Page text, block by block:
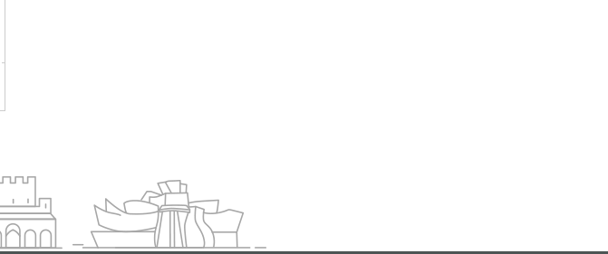
TRANSFORMAR TU NEGOCIO Y AUMENTAR TUS VENTAS